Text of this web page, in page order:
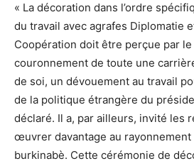
« La décoration dans l’ordre
du travail avec agrafes Diplomatie
Coopération doit être perçue par
couronnement de toute une
de soi, un dévouement au travail
de la politique étrangère du
déclaré. Il a, par ailleurs, invité les
œuvrer davantage au rayonnement
burkinabè. Cette cérémonie de